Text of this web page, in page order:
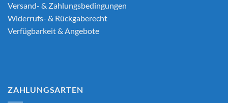
Versand- & Zahlungsbedingungen
Widerrufs- & Rückgaberecht
Verfügbarkeit & Angebote
ZAHLUNGSARTEN